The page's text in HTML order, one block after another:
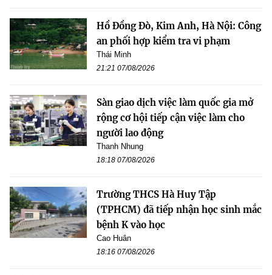
Hồ Đồng Đò, Kim Anh, Hà Nội: Công
an phối hợp kiểm tra vi phạm
Thái Minh
21:21 07/08/2026
Sàn giao dịch việc làm quốc gia mở
rộng cơ hội tiếp cận việc làm cho
người lao động
Thanh Nhung
18:18 07/08/2026
Trường THCS Hà Huy Tập
(TPHCM) đã tiếp nhận học sinh mắc
bệnh K vào học
Cao Huân
18:16 07/08/2026